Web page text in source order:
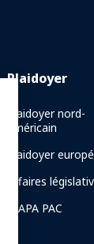
Plaidoyer
Plaidoyer nord-
américain
Plaidoyer
Affaires
IAAPA PAC